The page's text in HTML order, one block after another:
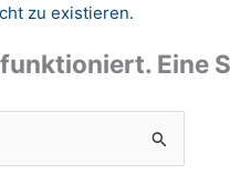
zu existieren.
Eine